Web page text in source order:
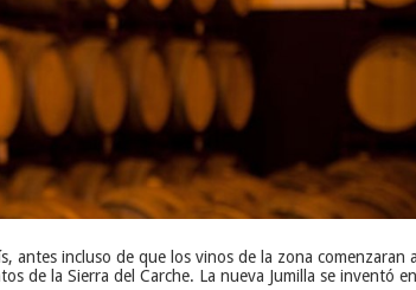
antes incluso de que los vinos de la zona comenzaran
de la Sierra del Carche. La nueva Jumilla se inventó